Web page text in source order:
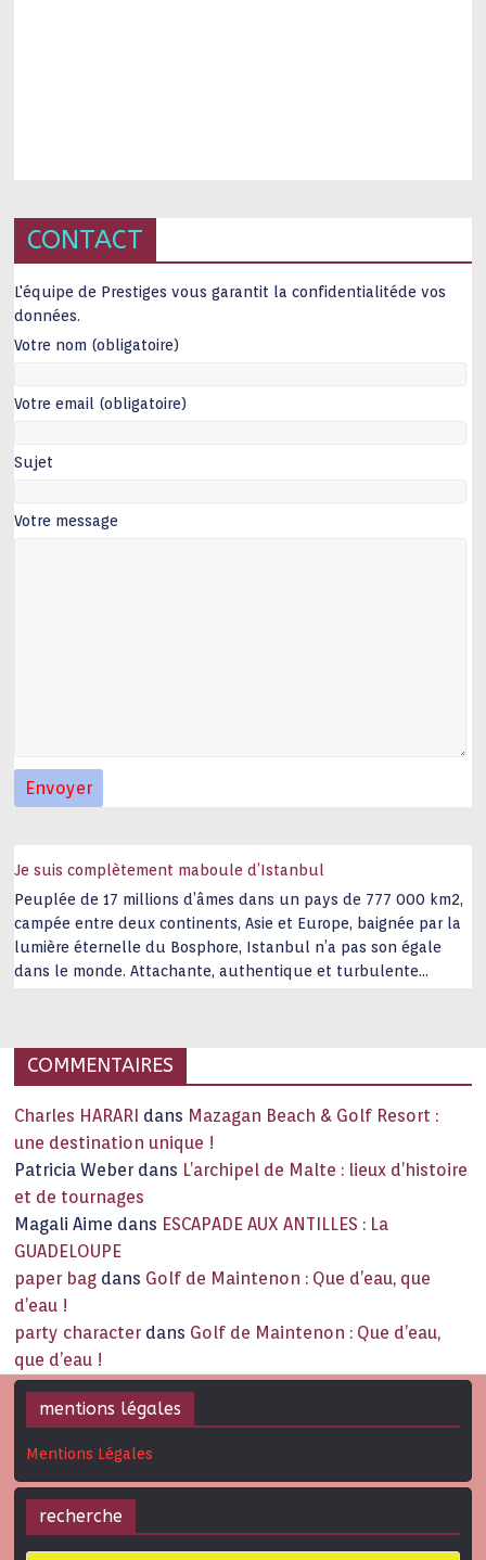
CONTACT
L'équipe de Prestiges vous garantit la confidentialitéde vos
données.
Votre nom (obligatoire)
Votre email (obligatoire)
Sujet
Votre message
Je suis complètement maboule d’Istanbul
Peuplée de 17 millions d’âmes dans un pays de 777 000 km2,
campée entre deux continents, Asie et Europe, baignée par la
lumière éternelle du Bosphore, Istanbul n’a pas son égale
dans le monde. Attachante, authentique et turbulente
COMMENTAIRES
Charles HARARI dans Mazagan Beach & Golf Resort :
une destination unique !
Patricia Weber dans L’archipel de Malte : lieux d’histoire
et de tournages
Magali Aime dans ESCAPADE AUX ANTILLES : La
GUADELOUPE
paper bag dans Golf de Maintenon : Que d’eau, que
d’eau !
party character dans Golf de Maintenon : Que d’eau,
que d’eau !
mentions légales
Mentions Légales
recherche